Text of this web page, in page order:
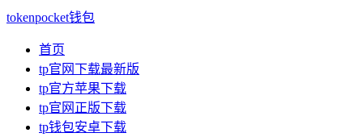
tokenpocket钱包
首页
tp官网下载最新版
tp官方苹果下载
tp官网正版下载
tp钱包安卓下载